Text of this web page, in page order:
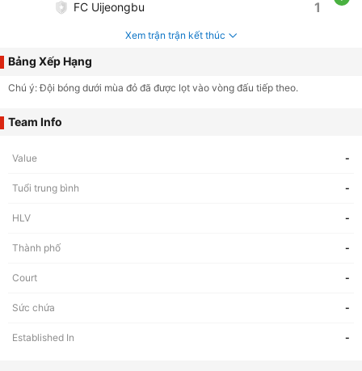
FC Uijeongbu
1
Xem trận trận kết thúc
Bảng Xếp Hạng
Chú ý: Đội bóng dưới mùa đỏ đã được lọt vào vòng đấu tiếp theo.
Team Info
Value -
Tuổi trung bình -
HLV -
Thành phố -
Court -
Sức chứa -
Established In -